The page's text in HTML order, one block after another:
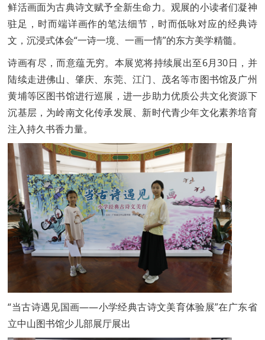
鲜活画面为古典诗文赋予全新生命力。观展的小读者们凝神
驻足，时而端详画作的笔法细节，时而低咏对应的经典诗
文，沉浸式体会“一诗一境、一画一情”的东方美学精髓。
诗画有尽，而意蕴无穷。本展览将持续展出至6月30日，并
陆续走进佛山、肇庆、东莞、江门、茂名等市图书馆及广州
黄埔等区图书馆进行巡展，进一步助力优质公共文化资源下
沉基层，为岭南文化传承发展、新时代青少年文化素养培育
注入持久书香力量。
“当古诗遇见国画——小学经典古诗文美育体验展”在广东省
立中山图书馆少儿部展厅展出